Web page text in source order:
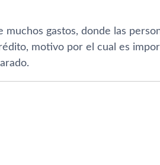
muchos gastos, donde las
motivo por el cual es